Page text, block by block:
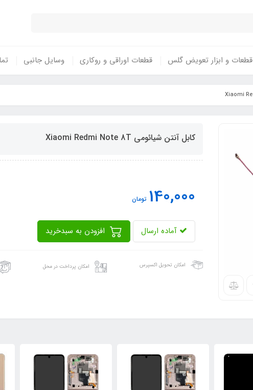
قطعات و ابزار تعویض گلس قطعات اوراقی و روکاری وسایل جانبی
کابل آنتن شیائومی Xiaomi Redmi Note 8T
140,000 تومان
آماده ارسال
امکان تحویل اکسپرس امکان پرداخت در محل